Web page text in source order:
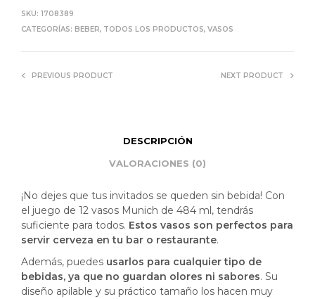
SKU: 1708389
CATEGORÍAS: BEBER, TODOS LOS PRODUCTOS, VASOS
PREVIOUS PRODUCT NEXT PRODUCT
DESCRIPCIÓN
VALORACIONES (0)
¡No dejes que tus invitados se queden sin bebida! Con
el juego de 12 vasos Munich de 484 ml, tendrás
suficiente para todos. Estos vasos son perfectos para
servir cerveza en tu bar o restaurante.
Además, puedes usarlos para cualquier tipo de
bebidas, ya que no guardan olores ni sabores. Su
diseño apilable y su práctico tamaño los hacen muy